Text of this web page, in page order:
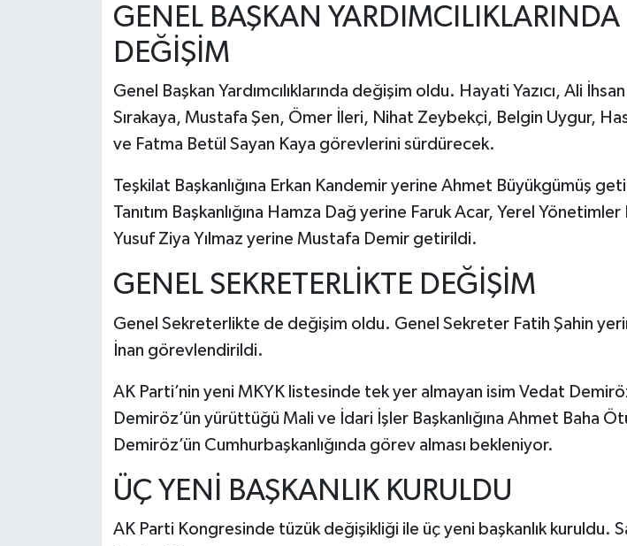
GENEL BAŞKAN YARDIMCILIKLARINDA
DEĞİŞİM
Genel Başkan Yardımcılıklarında değişim oldu. Hayati Yazıcı, Ali
Sırakaya, Mustafa Şen, Ömer İleri, Nihat Zeybekçi, Belgin Uygur,
ve Fatma Betül Sayan Kaya görevlerini sürdürecek.
Teşkilat Başkanlığına Erkan Kandemir yerine Ahmet Büyükgümüş
Tanıtım Başkanlığına Hamza Dağ yerine Faruk Acar, Yerel Yönetimler
Yusuf Ziya Yılmaz yerine Mustafa Demir getirildi.
GENEL SEKRETERLİKTE DEĞİŞİM
Genel Sekreterlikte de değişim oldu. Genel Sekreter Fatih Şahin
İnan görevlendirildi.
AK Parti’nin yeni MKYK listesinde tek yer almayan isim Vedat
Demiröz’ün yürüttüğü Mali ve İdari İşler Başkanlığına Ahmet Baha
Demiröz’ün Cumhurbaşkanlığında görev alması bekleniyor.
ÜÇ YENİ BAŞKANLIK KURULDU
AK Parti Kongresinde tüzük değişikliği ile üç yeni başkanlık kuruldu.